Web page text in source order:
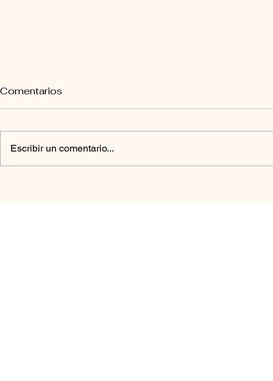
Comentarios
Escribir un comentario...